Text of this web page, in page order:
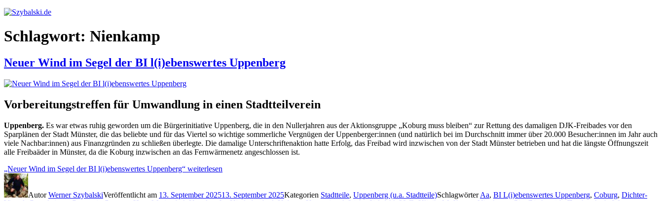
Schlagwort: Nienkamp
Neuer Wind im Segel der BI l(i)ebenswertes Uppenberg
Vorbereitungstreffen für Umwandlung in einen Stadtteilverein
Uppenberg. Es war etwas ruhig geworden um die Bürgerinitiative Uppenberg, die in den Nullerjahren aus der Aktionsgruppe „Koburg muss bleiben“ zur Rettung des damaligen DJK-Freibades vor den
Sparplänen der Stadt Münster, die das beliebte und für das Viertel so wichtige sommerliche Vergnügen der Uppenberger:innen (und natürlich bei im Durchschnitt immer über 20.000 Besucher:innen im Jahr auch
viele Nachbar:innen) aus Finanzgründen zu schließen überlegte. Die damalige Unterschriftenaktion hatte Erfolg, das Freibad wird inzwischen von der Stadt Münster betrieben und hat die längste Öffnungszeit
alle Freibaäder in Münster, da die Koburg inzwischen an das Fernwärmenetz angeschlossen ist.
„Neuer Wind im Segel der BI l(i)ebenswertes Uppenberg“ weiterlesen
AutorWerner SzybalskiVeröffentlicht am 13. September 202513. September 2025Kategorien Stadtteile, Uppenberg (u.a. Stadtteile)SchlagwörterAa, BI L(i)ebenswertes Uppenberg, Coburg, Dichter-